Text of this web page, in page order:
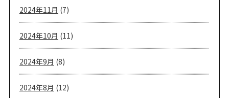
2024年11月 (7)
2024年10月 (11)
2024年9月 (8)
2024年8月 (12)